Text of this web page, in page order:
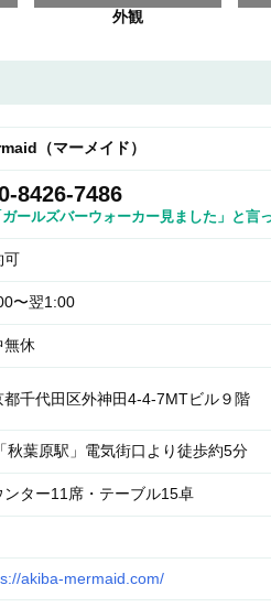
外観
（マーメイド）
8426-7486
ールズバーウォーカー見ました」と言
可
〜翌1:00
無休
都千代田区外神田4-4-7MTビル９階
秋葉原駅」電気街口より徒歩約5分
ンター11席・テーブル15卓
akiba-mermaid.com/